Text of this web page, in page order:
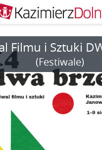
Powrót
Filmu i Sztuki
(Festiwale)